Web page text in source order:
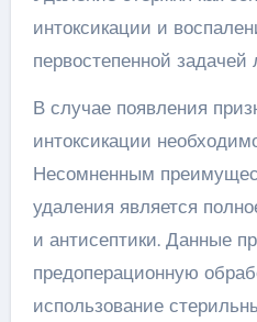
интоксикации и
первостепенной задачей
В случае появления
интоксикации
Несомненным
удаления является
и антисептики. Данные
предоперационную
использование